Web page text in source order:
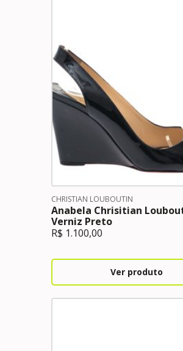
CHRISTIAN LOUBOUTIN
Anabela Chrisitian
Verniz Preto
R$ 1.100,00
Ver produto